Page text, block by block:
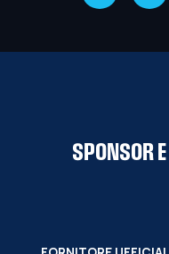
SPONSOR